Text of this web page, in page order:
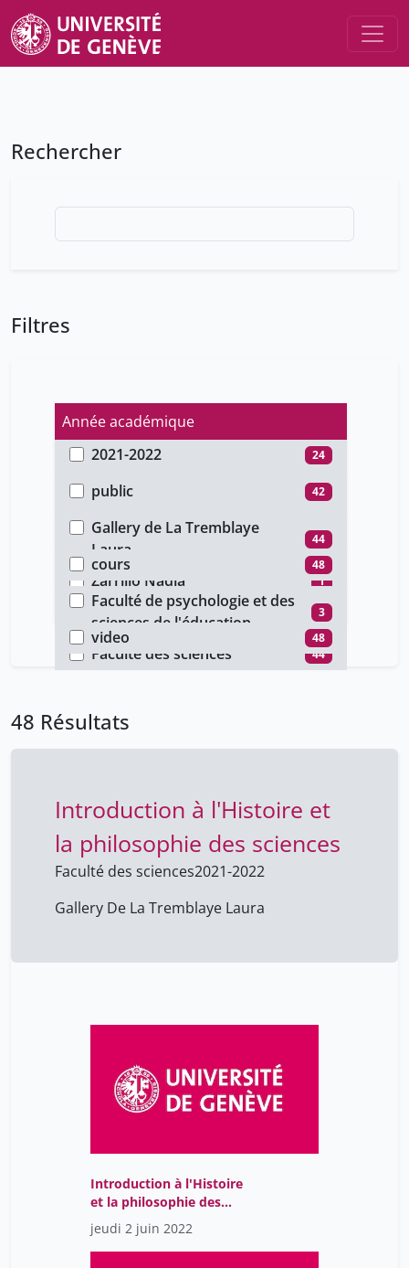
Rechercher
Filtres
Année académique
2021-2022
24
2020-2021 23
2018-2019
Type d'accès
public
42
unige_restricted
Auteur
Gallery de La Tremblaye
Laura
44
Zarrillo Nadia 1
droux joëlle 3
Type de document
cours
48
Faculté
Faculté de psychologie et des
sciences de l'éducation
3
Faculté des sciences 44
Type de média
video
48
48 Résultats
Introduction à l'Histoire et
la philosophie des sciences
Faculté des sciences2021-2022
Gallery De La Tremblaye Laura
Introduction à l'Histoire
et la philosophie des
sciences
jeudi 2 juin 2022